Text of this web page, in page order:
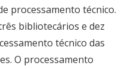
processamento técnico.
bibliotecários e dez
técnico das
O processamento